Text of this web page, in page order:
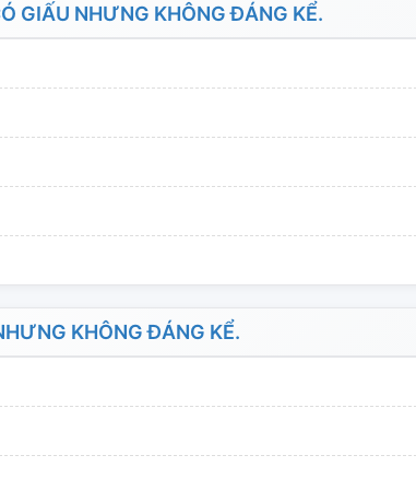
GIẤU NHƯNG KHÔNG ĐÁNG KỂ.
KHÔNG ĐÁNG KỂ.